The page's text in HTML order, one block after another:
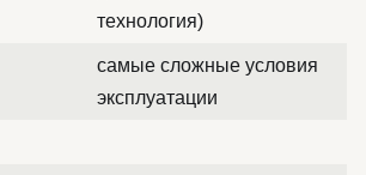
технология)
самые сложные условия
эксплуатации